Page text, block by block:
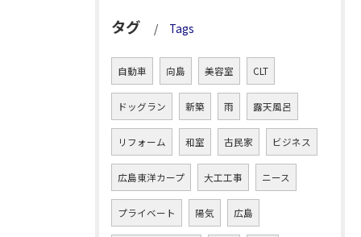
タグ Tags
自動車 向島 美容室 CLT
ドッグラン 新築 雨 露天風呂
リフォーム 和室 古民家 ビジネス
広島東洋カープ 大工工事 ニース
プライベート 陽気 広島